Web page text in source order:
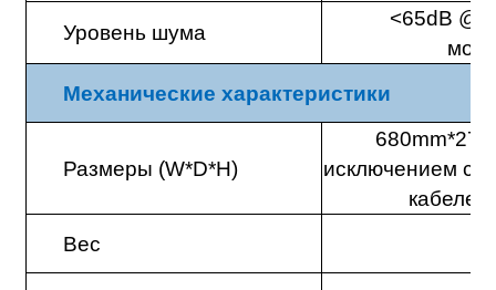
Уровень шума
<65dB @
Механические характеристики
Размеры (W*D*H)
исключением
кабелем
Вес